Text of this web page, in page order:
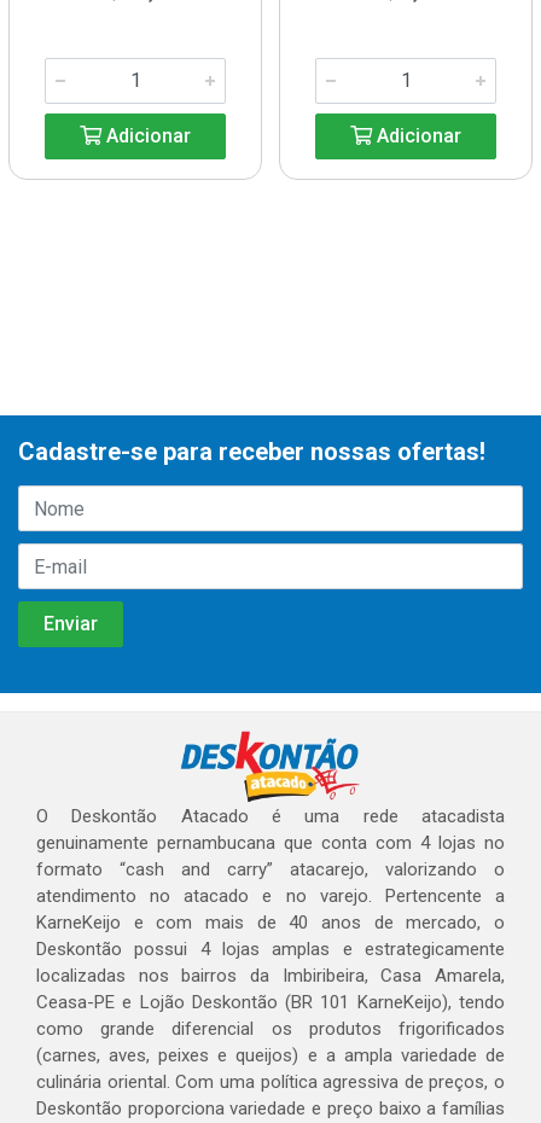
Adicionar Adicionar
Cadastre-se para receber nossas ofertas!
O Deskontão Atacado é uma rede atacadista
genuinamente pernambucana que conta com 4 lojas no
formato “cash and carry” atacarejo, valorizando o
atendimento no atacado e no varejo. Pertencente a
KarneKeijo e com mais de 40 anos de mercado, o
Deskontão possui 4 lojas amplas e estrategicamente
localizadas nos bairros da Imbiribeira, Casa Amarela,
Ceasa-PE e Lojão Deskontão (BR 101 KarneKeijo), tendo
como grande diferencial os produtos frigorificados
(carnes, aves, peixes e queijos) e a ampla variedade de
culinária oriental. Com uma política agressiva de preços, o
Deskontão proporciona variedade e preço baixo a famílias